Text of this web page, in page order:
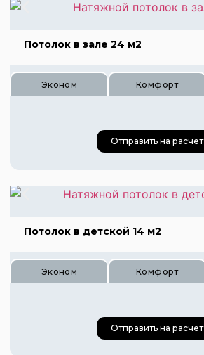
Цена 120 руб.
Цена 240 руб.
Потолок в зале 24 м2
Эконом Комфорт
Цена 840 руб. Отправить на расчет
Потолок в детской 14 м2
Эконом Комфорт
Цена 560 руб.
Отправить на расчет